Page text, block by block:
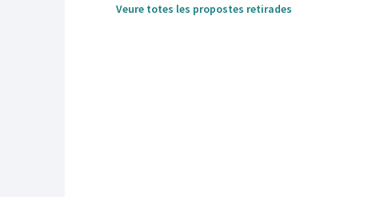
Veure totes les propostes retirades